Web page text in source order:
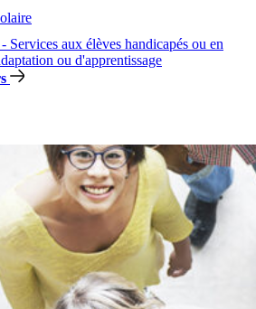
Services aux élèves handicapés ou en
ou d'apprentissage